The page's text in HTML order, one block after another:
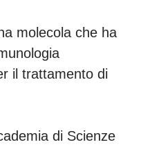
molecola che ha
il trattamento di
di Scienze